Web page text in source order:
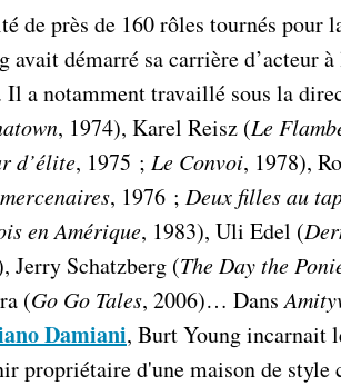
de près de 160 rôles tournés
avait démarré sa carrière d’acteur
Il a notamment travaillé sous la
, 1974), Karel Reisz (Le
d’élite, 1975 ; Le Convoi, 1978),
, 1976 ; Deux filles au
en Amérique, 1983), Uli Edel (
Jerry Schatzberg (The Day the
(Go Go Tales, 2006)… Dans
Damiani, Burt Young incarnait
propriétaire d'une maison de